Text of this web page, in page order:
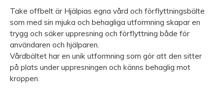
Take offbelt är Hjälpias egna vård och förflyttningsbälte
som med sin mjuka och behagliga utformning skapar en
trygg och säker uppresning och förflyttning både för
användaren och hjälparen.
Vårdbältet har en unik utformning som gör att den sitter
på plats under uppresningen och känns behaglig mot
kroppen.